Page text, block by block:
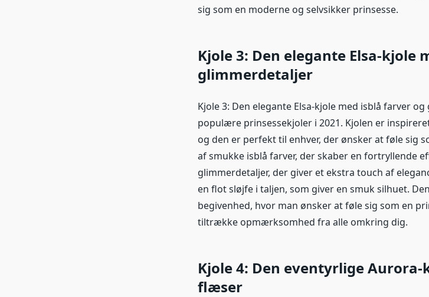
sig som en moderne og selvsikker prinsesse.
Kjole 3: Den elegante Elsa-kjole
glimmerdetaljer
Kjole 3: Den elegante Elsa-kjole med isblå farver
populære prinsessekjoler i 2021. Kjolen er
og den er perfekt til enhver, der ønsker at føle sig
af smukke isblå farver, der skaber en fortryllende
glimmerdetaljer, der giver et ekstra touch af
en flot sløjfe i taljen, som giver en smuk silhuet.
begivenhed, hvor man ønsker at føle sig som en
tiltrække opmærksomhed fra alle omkring dig.
Kjole 4: Den eventyrlige
flæser